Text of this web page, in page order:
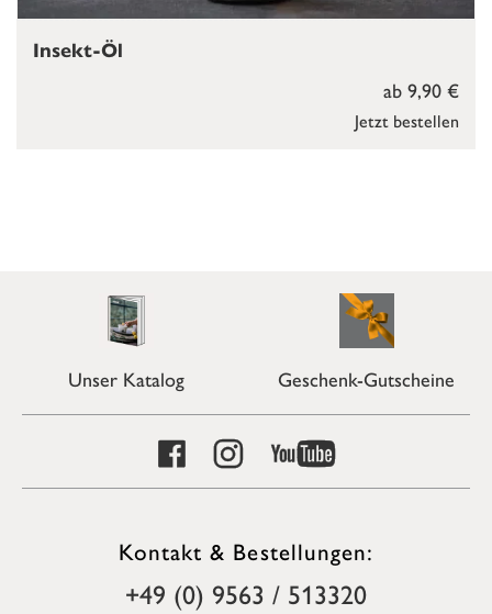
Jetzt bestellen
ab 9,90 €
Insekt-Öl
Unser Katalog Geschenk-Gutscheine
Kontakt & Bestellungen:
+49 (0) 9563 / 513320